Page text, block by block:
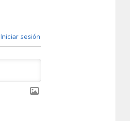
Iniciar sesión